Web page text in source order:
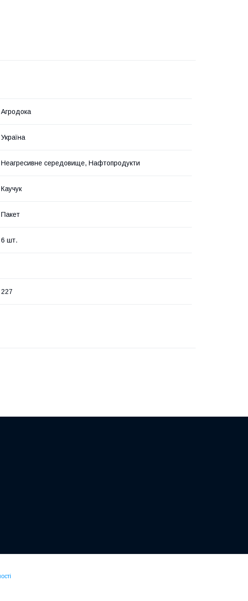
Агродока
Україна
Неагресивне середовище, Нафтопродукти
Каучук
Пакет
6 шт.
227